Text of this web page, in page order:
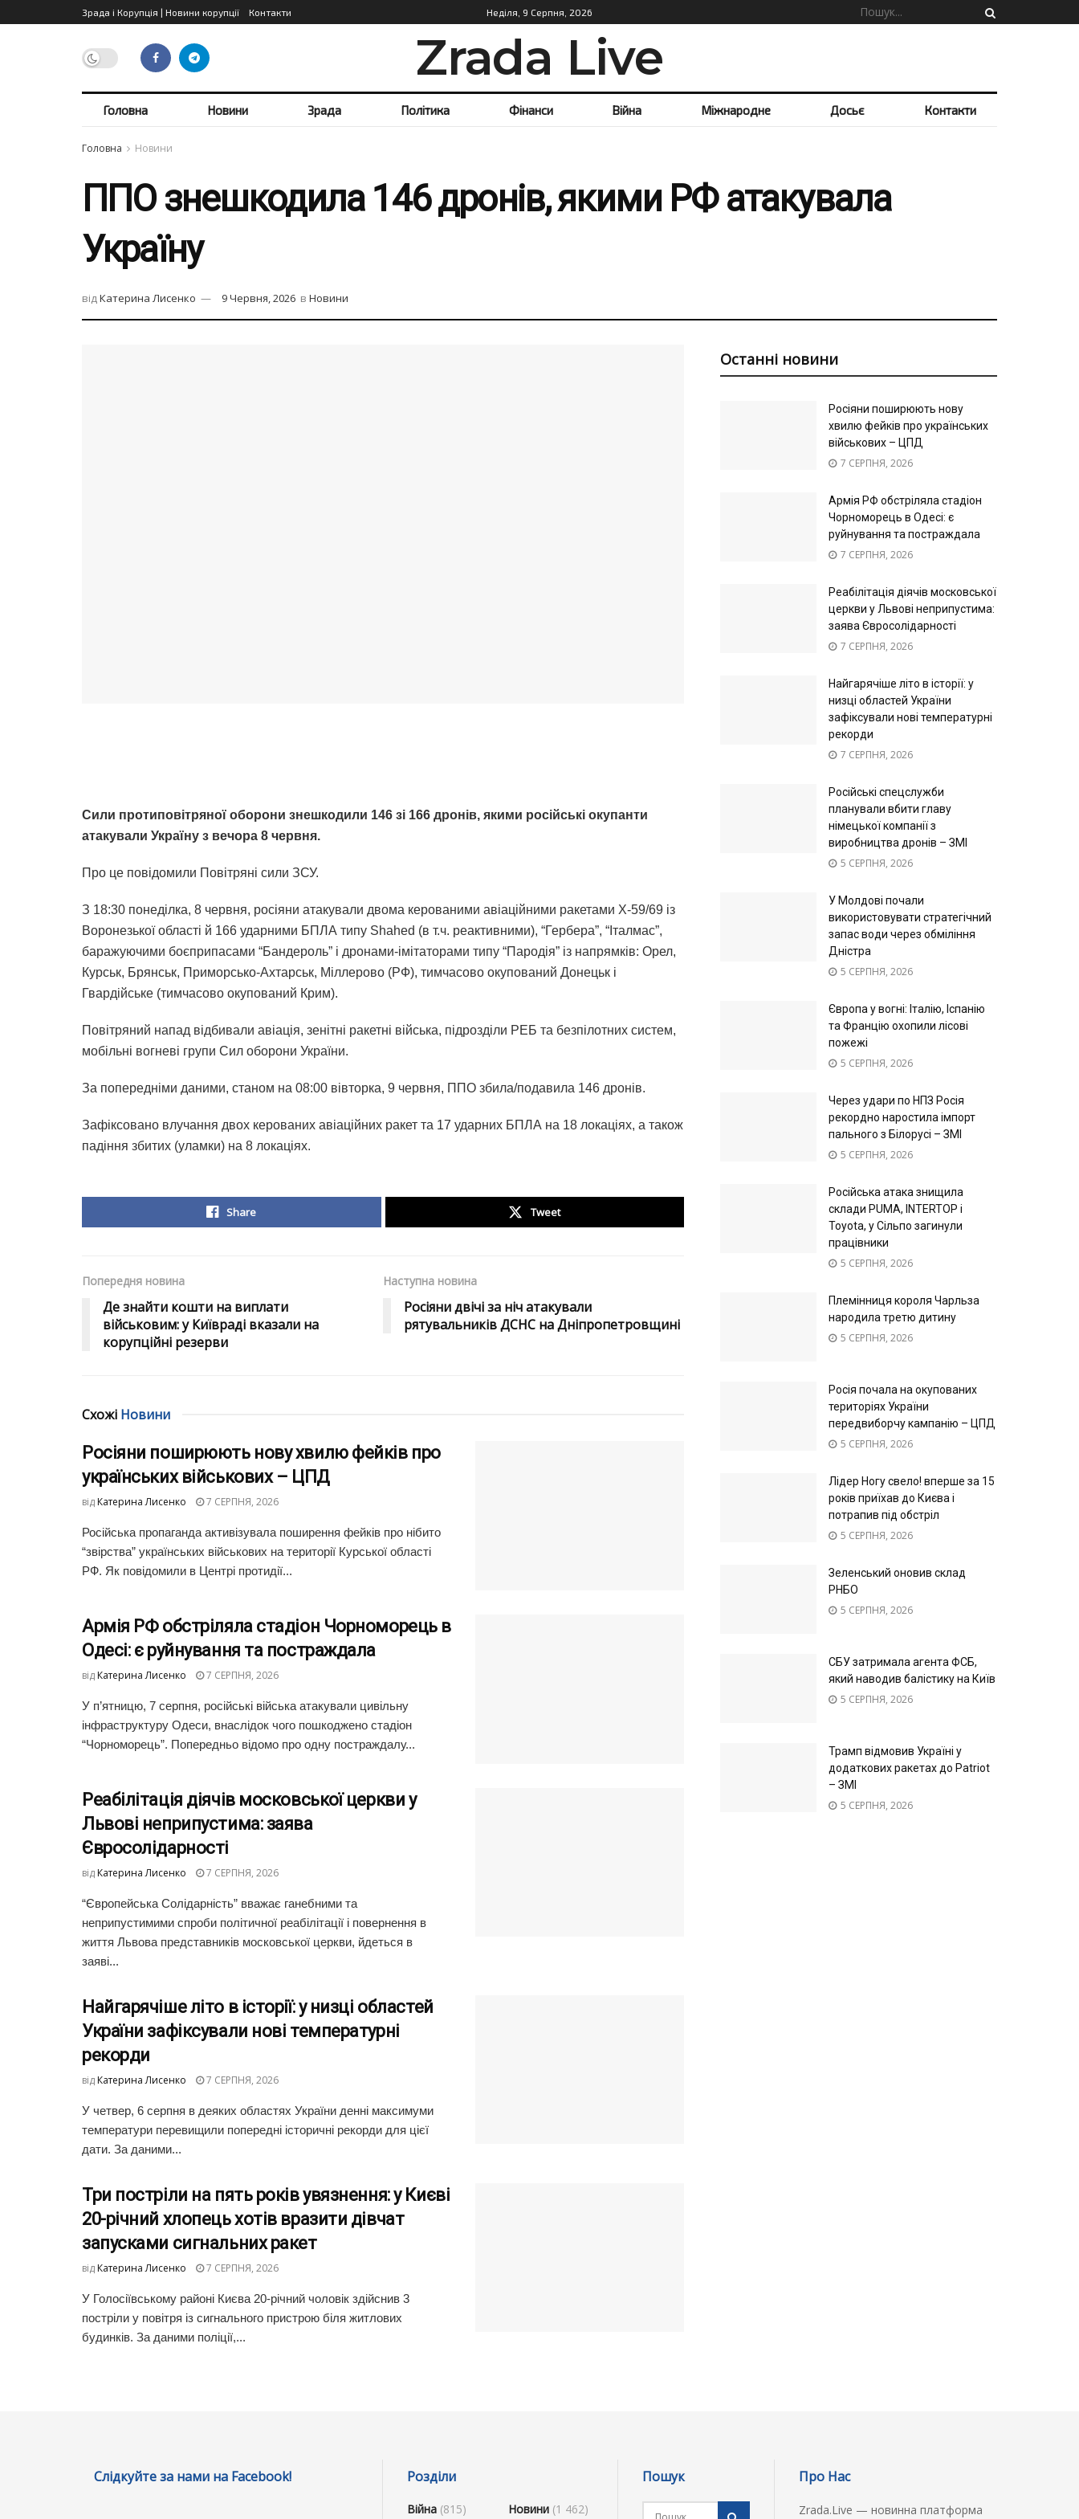
Зрада і Корупція | Новини корупції Контакти Неділя, 9 Серпня, 2026
Zrada Live
Головна Новини Зрада Політика Фінанси Війна Міжнародне Досьє Контакти
Головна Новини
ППО знешкодила 146 дронів, якими РФ атакувала
Україну
відКатерина Лисенко 9 Червня, 2026 в Новини
Сили протиповітряної оборони знешкодили 146 зі 166 дронів, якими російські окупанти
атакували Україну з вечора 8 червня.
Про це повідомили Повітряні сили ЗСУ.
З 18:30 понеділка, 8 червня, росіяни атакували двома керованими авіаційними ракетами Х-59/69 із
Воронезької області й 166 ударними БПЛА типу Shahed (в т.ч. реактивними), “Гербера”, “Італмас”,
баражуючими боєприпасами “Бандероль” і дронами-імітаторами типу “Пародія” із напрямків: Орел,
Курськ, Брянськ, Приморсько-Ахтарськ, Міллерово (РФ), тимчасово окупований Донецьк і
Гвардійське (тимчасово окупований Крим).
Повітряний напад відбивали авіація, зенітні ракетні війська, підрозділи РЕБ та безпілотних систем,
мобільні вогневі групи Сил оборони України.
За попередніми даними, станом на 08:00 вівторка, 9 червня, ППО збила/подавила 146 дронів.
Зафіксовано влучання двох керованих авіаційних ракет та 17 ударних БПЛА на 18 локаціях, а також
падіння збитих (уламки) на 8 локаціях.
Share Tweet
Попередня новина
Де знайти кошти на виплати
військовим: у Київраді вказали на
корупційні резерви
Наступна новина
Росіяни двічі за ніч атакували
рятувальників ДСНС на Дніпропетровщині
Схожі Новини
Росіяни поширюють нову хвилю фейків про
українських військових – ЦПД
від Катерина Лисенко 7 СЕРПНЯ, 2026
Російська пропаганда активізувала поширення фейків про нібито
“звірства” українських військових на території Курської області
РФ. Як повідомили в Центрі протидії...
Армія РФ обстріляла стадіон Чорноморець в
Одесі: є руйнування та постраждала
від Катерина Лисенко 7 СЕРПНЯ, 2026
У п’ятницю, 7 серпня, російські війська атакували цивільну
інфраструктуру Одеси, внаслідок чого пошкоджено стадіон
“Чорноморець”. Попередньо відомо про одну постраждалу...
Реабілітація діячів московської церкви у
Львові неприпустима: заява
Євросолідарності
від Катерина Лисенко 7 СЕРПНЯ, 2026
“Європейська Солідарність” вважає ганебними та
неприпустимими спроби політичної реабілітації і повернення в
життя Львова представників московської церкви, йдеться в
заяві...
Найгарячіше літо в історії: у низці областей
України зафіксували нові температурні
рекорди
від Катерина Лисенко 7 СЕРПНЯ, 2026
У четвер, 6 серпня в деяких областях України денні максимуми
температури перевищили попередні історичні рекорди для цієї
дати. За даними...
Три постріли на пять років увязнення: у Києві
20-річний хлопець хотів вразити дівчат
запусками сигнальних ракет
від Катерина Лисенко 7 СЕРПНЯ, 2026
У Голосіївському районі Києва 20-річний чоловік здійснив 3
постріли у повітря із сигнального пристрою біля житлових
будинків. За даними поліції,...
Останні новини
Росіяни поширюють нову
хвилю фейків про українських
військових – ЦПД
7 СЕРПНЯ, 2026
Армія РФ обстріляла стадіон
Чорноморець в Одесі: є
руйнування та постраждала
7 СЕРПНЯ, 2026
Реабілітація діячів московської
церкви у Львові неприпустима:
заява Євросолідарності
7 СЕРПНЯ, 2026
Найгарячіше літо в історії: у
низці областей України
зафіксували нові температурні
рекорди
7 СЕРПНЯ, 2026
Російські спецслужби
планували вбити главу
німецької компанії з
виробництва дронів – ЗМІ
5 СЕРПНЯ, 2026
У Молдові почали
використовувати стратегічний
запас води через обміління
Дністра
5 СЕРПНЯ, 2026
Європа у вогні: Італію, Іспанію
та Францію охопили лісові
пожежі
5 СЕРПНЯ, 2026
Через удари по НПЗ Росія
рекордно наростила імпорт
пального з Білорусі – ЗМІ
5 СЕРПНЯ, 2026
Російська атака знищила
склади PUMA, INTERTOP і
Toyota, у Сільпо загинули
працівники
5 СЕРПНЯ, 2026
Племінниця короля Чарльза
народила третю дитину
5 СЕРПНЯ, 2026
Росія почала на окупованих
територіях України
передвиборчу кампанію – ЦПД
5 СЕРПНЯ, 2026
Лідер Ногу свело! вперше за 15
років приїхав до Києва і
потрапив під обстріл
5 СЕРПНЯ, 2026
Зеленський оновив склад
РНБО
5 СЕРПНЯ, 2026
СБУ затримала агента ФСБ,
який наводив балістику на Київ
5 СЕРПНЯ, 2026
Трамп відмовив Україні у
додаткових ракетах до Patriot
– ЗМІ
5 СЕРПНЯ, 2026
Слідкуйте за нами на Facebook! Розділи
Війна (815) Новини(1 462)
Пошук Про Нас
Zrada.Live — новинна платформа